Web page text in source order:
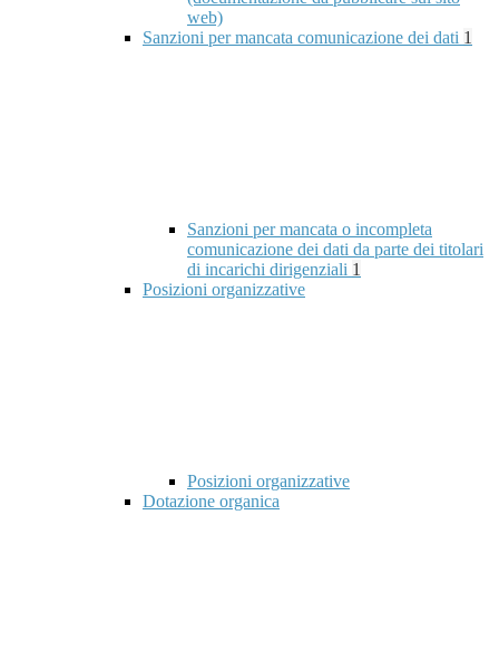
web)
Sanzioni per mancata comunicazione dei dati 1
Sanzioni per mancata o incompleta
comunicazione dei dati da parte dei titolari
di incarichi dirigenziali 1
Posizioni organizzative
Posizioni organizzative
Dotazione organica